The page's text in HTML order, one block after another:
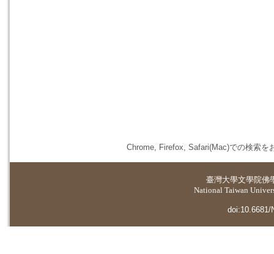
Chrome, Firefox, Safari(Mac)での検索を
臺灣大學文學院佛
National Taiwan
doi:10.6681/